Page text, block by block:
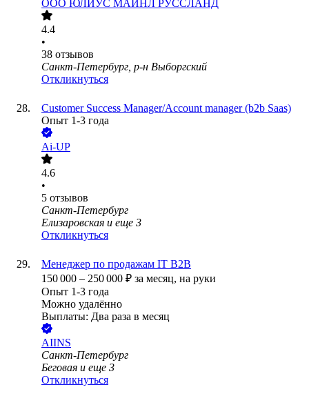
ООО ЮЛИУС МАЙНЛ РУССЛАНД
4.4
•
38 отзывов
Санкт-Петербург, р-н Выборгский
Откликнуться
Customer Success Manager/Account manager (b2b Saas)
Опыт 1-3 года
Ai-UP
4.6
•
5 отзывов
Санкт-Петербург
Елизаровская и еще 3
Откликнуться
Менеджер по продажам IT B2B
150 000 – 250 000 ₽ за месяц, на руки
Опыт 1-3 года
Можно удалённо
Выплаты: Два раза в месяц
AIINS
Санкт-Петербург
Беговая и еще 3
Откликнуться